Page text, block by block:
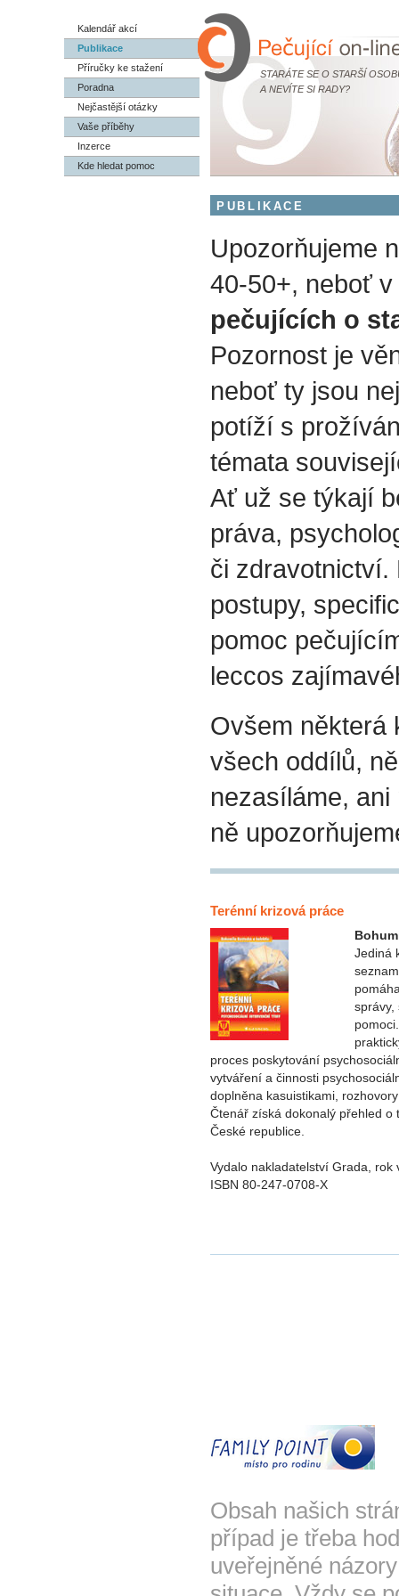
STARÁTE SE O STARŠÍ
A NEVÍTE SI RADY?
Kalendář akcí
Publikace
Příručky ke stažení
Poradna
Nejčastější otázky
Vaše příběhy
Inzerce
Kde hledat pomoc
PUBLIKACE
Upozorňujeme
40-50+, neboť
pečujících o
Pozornost je
neboť ty jsou
potíží s
témata
Ať už se týkají
práva,
či zdravotnictví.
postupy,
pomoc
leccos
Ovšem některá
všech oddílů,
nezasíláme,
ně
Terénní krizová práce
Jediná
správy,
proces poskytování
vytváření a činnosti
doplněna kasuistikami,
Čtenář získá dokonalý přehled
České republice.
Vydalo nakladatelství Grada, rok
ISBN 80-247-0708-X
Obsah našich
případ je třeba
uveřejněné